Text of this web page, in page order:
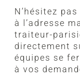
N’hésitez
à l’adresse
traiteur-
directement
équipes se
à vos